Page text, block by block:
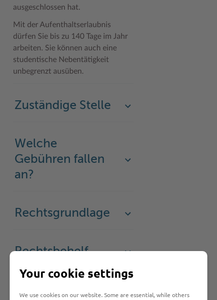
ausgeschlossen hat.
Mit der Aufenthaltserlaubnis
dürfen Sie bis zu 140 Tage im Jahr
arbeiten. Sie können auch eine
studentische Nebentätigkeit
unbegrenzt ausüben.
Zuständige Stelle
Welche
Gebühren fallen
an?
Rechtsgrundlage
Rechtsbehelf
Was sollte ich
Your cookie settings
We use cookies on our website. Some are essential, while others